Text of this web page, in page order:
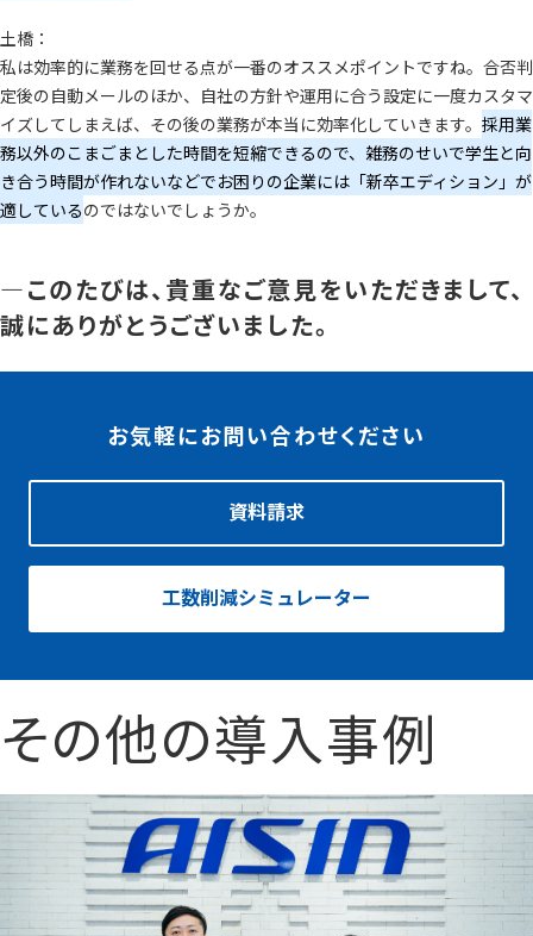
土橋：
私は効率的に業務を回せる点が一番のオススメポイントですね。合否判
定後の自動メールのほか、自社の方針や運用に合う設定に一度カスタマ
イズしてしまえば、その後の業務が本当に効率化していきます。 採用業
務以外のこまごまとした時間を短縮できるので、雑務のせいで学生と向
き合う時間が作れないなどでお困りの企業には「新卒エディション」が
適しているのではないでしょうか。
―このたびは、貴重なご意見をいただきまして、
誠にありがとうございました。
お気軽にお問い合わせください
資料請求
工数削減シミュレーター
その他の導入事例